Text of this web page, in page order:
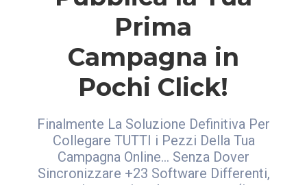
Prima
Campagna in
Pochi Click!
Finalmente La Soluzione Definitiva Per
Collegare TUTTI i Pezzi Della Tua
Campagna Online... Senza Dover
Sincronizzare +23 Software Differenti,